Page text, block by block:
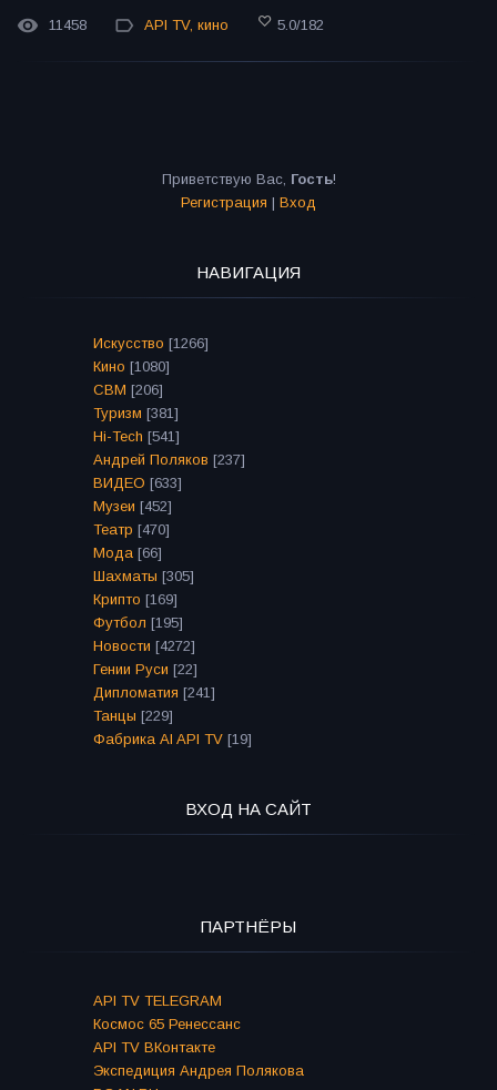
11458 API TV, кино 5.0/182
Приветствую Вас, Гость!
Регистрация | Вход
НАВИГАЦИЯ
Искусство [1266]
Кино [1080]
СВМ [206]
Туризм [381]
Hi-Tech [541]
Андрей Поляков [237]
ВИДЕО [633]
Музеи [452]
Театр [470]
Мода [66]
Шахматы [305]
Крипто [169]
Футбол [195]
Новости [4272]
Гении Руси [22]
Дипломатия [241]
Танцы [229]
Фабрика AI API TV [19]
ВХОД НА САЙТ
ПАРТНЁРЫ
API TV TELEGRAM
Космос 65 Ренессанс
API TV ВКонтакте
Экспедиция Андрея Полякова